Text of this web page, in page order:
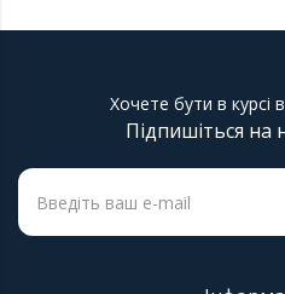
Хочете бути в курсі
Підпишіться на